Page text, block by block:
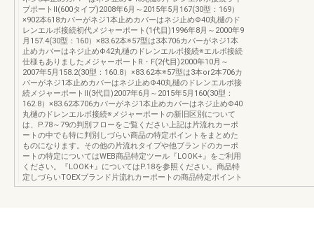
ブポートⅡ(600タイプ)2008年6月～2015年5月167(30型：169）
×902本618カバーがネジ1本止めカバーはネジ止めΦ40丸樋のド
レンエルボ接続初代メジャーポート(1代目)1996年8月～2000年9
月157.4(30型：160）×83.62本※57型は3本706カバーがネジ1本
止めカバーはネジ止めΦ42丸樋のドレンエルボ接続※エルボ接続
仕様もありましたメジャーポートR・F(2代目)2000年10月～
2007年5月158.2(30型：160.8）×83.62本※57型は3本or2本706カ
バーがネジ1本止めカバーはネジ止めΦ40丸樋のドレンエルボ接
続メジャーポートⅡ(3代目)2007年6月～2015年5月160(30型：
162.8）×83.62本706カバーがネジ1本止めカバーはネジ止めΦ40
丸樋のドレンエルボ接続※メジャーポートの新旧区別について
は、P.78～79の判別フローをご覧ください上記は片流れカーポ
ートの中でも特に判別しづらい商品の特定ポイントをまとめた
ものになります。その他の片流れタイプや他ブランドのカーポ
ートの特定についてはWEB商品特定ツール『LOOK+』をご利用
ください。『LOOK+』についてはP.18を参照ください。商品特
定しづらいTOEXブランド片流れカーポートの商品特定ポイント